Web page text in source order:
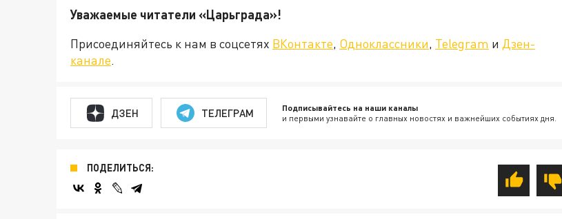
Уважаемые читатели «Царьграда»!
Присоединяйтесь к нам в соцсетях ВКонтакте, Одноклассники, Telegram и Дзен-
канале.
ДЗЕН ТЕЛЕГРАМ Подписывайтесь на наши каналы
и первыми узнавайте о главных новостях и важнейших событиях дня.
ПОДЕЛИТЬСЯ: